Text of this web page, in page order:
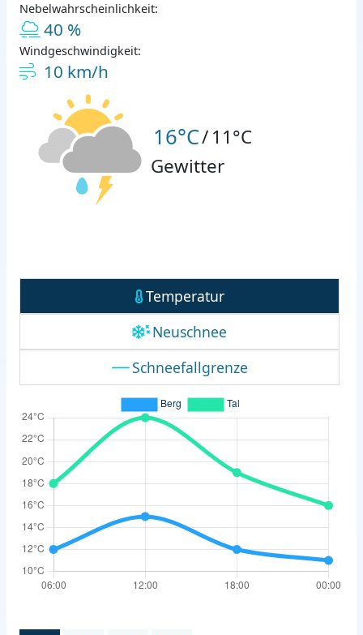
Nebelwahrscheinlichkeit:
40 %
Windgeschwindigkeit:
10 km/h
16°C/11°C
Gewitter
Temperatur
Neuschnee
Schneefallgrenze